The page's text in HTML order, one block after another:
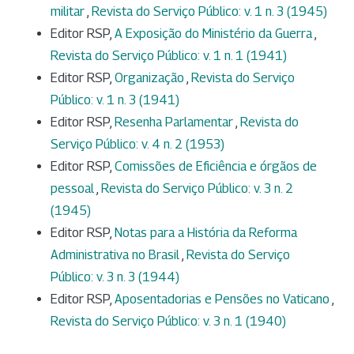
militar, Revista do Serviço Público: v. 1 n. 3 (1945)
Editor RSP, A Exposição do Ministério da Guerra,
Revista do Serviço Público: v. 1 n. 1 (1941)
Editor RSP, Organização , Revista do Serviço
Público: v. 1 n. 3 (1941)
Editor RSP, Resenha Parlamentar, Revista do
Serviço Público: v. 4 n. 2 (1953)
Editor RSP, Comissões de Eficiência e órgãos de
pessoal, Revista do Serviço Público: v. 3 n. 2
(1945)
Editor RSP, Notas para a História da Reforma
Administrativa no Brasil, Revista do Serviço
Público: v. 3 n. 3 (1944)
Editor RSP, Aposentadorias e Pensões no Vaticano ,
Revista do Serviço Público: v. 3 n. 1 (1940)